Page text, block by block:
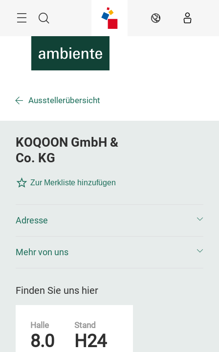
Suche DE
Ausstellerübersicht
KOQOON GmbH &
Co. KG
Zur Merkliste hinzufügen
Adresse
Mehr von uns
Finden Sie uns hier
Halle
8.0
Stand
H24